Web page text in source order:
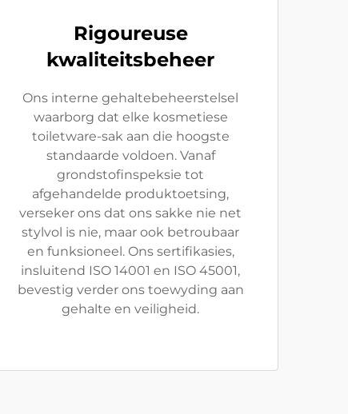
Rigoureuse
kwaliteitsbeheer
Ons interne gehaltebeheerstelsel
waarborg dat elke kosmetiese
toiletware-sak aan die hoogste
standaarde voldoen. Vanaf
grondstofinspeksie tot
afgehandelde produktoetsing,
verseker ons dat ons sakke nie net
stylvol is nie, maar ook betroubaar
en funksioneel. Ons sertifikasies,
insluitend ISO 14001 en ISO 45001,
bevestig verder ons toewyding aan
gehalte en veiligheid.